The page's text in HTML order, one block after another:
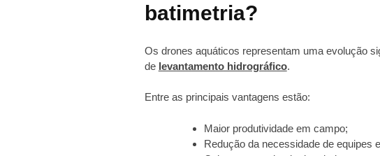
batimetria?
Os drones aquáticos representam uma evolução
de levantamento hidrográfico.
Entre as principais vantagens estão:
Maior produtividade em campo;
Redução da necessidade de equipes